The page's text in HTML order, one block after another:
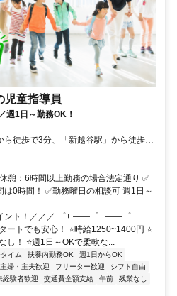
児童指導員
週1日～勤務OK！
ら徒歩で3分、「新越谷駅」から徒歩で
18分
憩：6時間以上勤務の場合法定通り ✅
0時間！ ✅勤務曜日の相談可 週1日～
ント！／／／ ゜+.――゜+.――゜
トでも安心！ ⭐時給1250~1400円 ⭐
し！ ⭐週1日～OKで柔軟な...
イム 扶養内勤務OK
週1日からOK
主婦・主夫歓迎 フリーター歓迎
シフト自由
経験者歓迎 交通費全額支給 午前
残業なし